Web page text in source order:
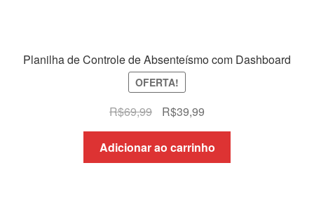
Planilha de Controle de Absenteísmo com Dashboard
OFERTA!
R$69,99
O
preço
original
era:
R$39,99O
preço
atual
é:
Adicionar ao carrinho